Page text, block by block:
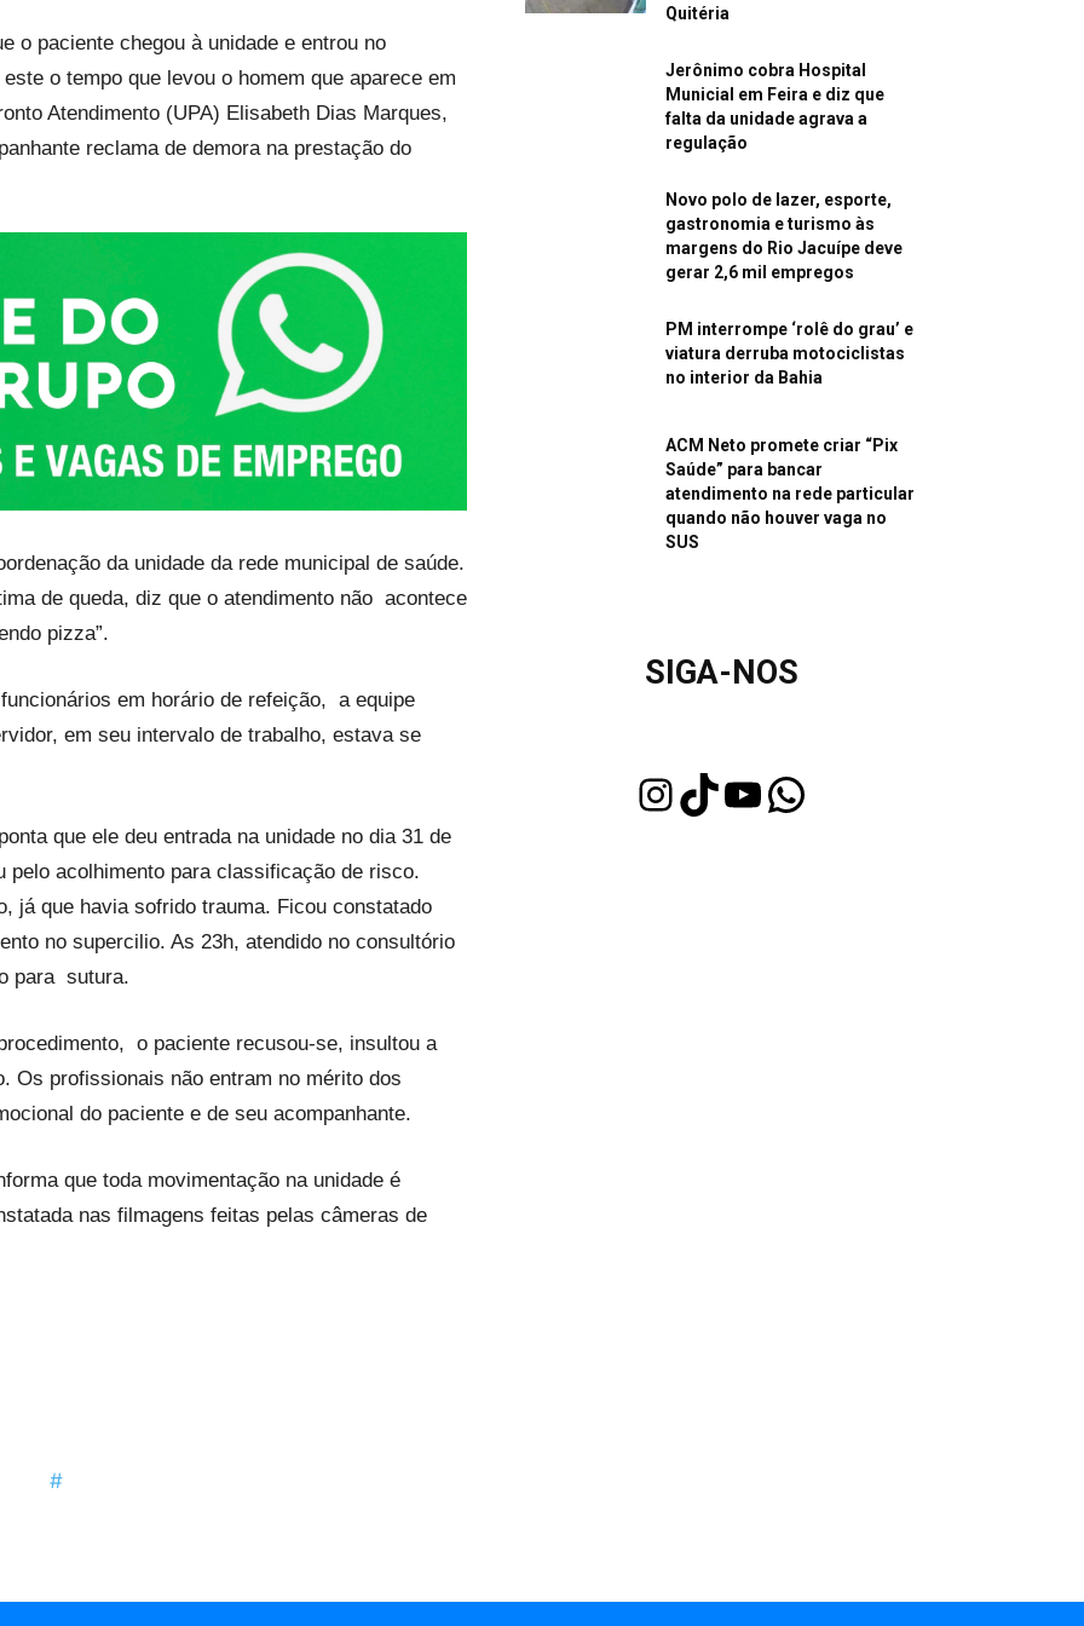
o paciente chegou à unidade e entrou no
o tempo que levou o homem que aparece em
Atendimento (UPA) Elisabeth Dias Marques,
reclama de demora na prestação do
da unidade da rede municipal de saúde.
de queda, diz que o atendimento não acontece
pizza”.
em horário de refeição, a equipe
em seu intervalo de trabalho, estava se
que ele deu entrada na unidade no dia 31 de
pelo acolhimento para classificação de risco.
já que havia sofrido trauma. Ficou constatado
no supercilio. As 23h, atendido no consultório
para sutura.
o paciente recusou-se, insultou a
Os profissionais não entram no mérito dos
do paciente e de seu acompanhante.
que toda movimentação na unidade é
nas filmagens feitas pelas câmeras de
Quitéria
Jerônimo cobra Hospital
Municial em Feira e diz que
falta da unidade agrava a
regulação
Novo polo de lazer, esporte,
gastronomia e turismo às
margens do Rio Jacuípe deve
gerar 2,6 mil empregos
PM interrompe ‘rolê do grau’ e
viatura derruba motociclistas
no interior da Bahia
ACM Neto promete criar “Pix
Saúde” para bancar
atendimento na rede particular
quando não houver vaga no
SUS
SIGA-NOS
InstagramTikTok Youtube WhatsApp